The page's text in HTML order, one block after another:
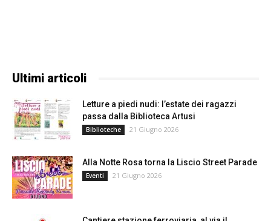
Ultimi articoli
Letture a piedi nudi: l’estate dei ragazzi
passa dalla Biblioteca Artusi
Biblioteche 21 Giugno 2026
Alla Notte Rosa torna la Liscio Street Parade
Eventi 21 Giugno 2026